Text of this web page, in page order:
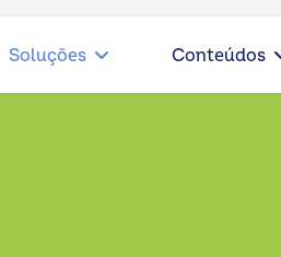
Soluções Conteúdos